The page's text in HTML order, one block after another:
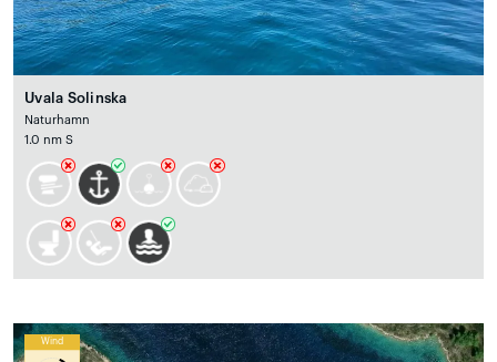
Uvala Solinska
Naturhamn
1.0 nm S
Wind